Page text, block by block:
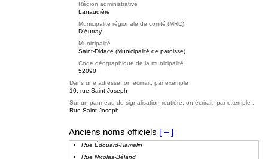
Région administrative
Lanaudière
Municipalité régionale de comté (MRC)
D'Autray
Municipalité
Saint-Didace (Municipalité de paroisse)
Code géographique de la municipalité
52090
Dans une adresse, on écrirait, par exemple :
10, rue Saint-Joseph
Sur un panneau de signalisation routière, on écrirait, par exemple :
Rue Saint-Joseph
Anciens noms officiels [ – ]
Rue Édouard-Hamelin
Rue Nicolas-Béland